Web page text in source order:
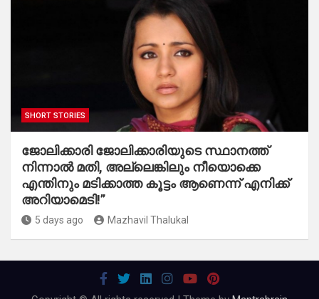
SHORT STORIES
ജോലിക്കാരി ജോലിക്കാരിയുടെ സ്ഥാനത്ത്
നിന്നാൽ മതി, അല്ലെങ്കിലും നീയൊക്കെ
എന്തിനും മടിക്കാത്ത കൂട്ടം ആണെന്ന് എനിക്ക്
അറിയാമെടി!”
5 days ago Mazhavil Thalukal